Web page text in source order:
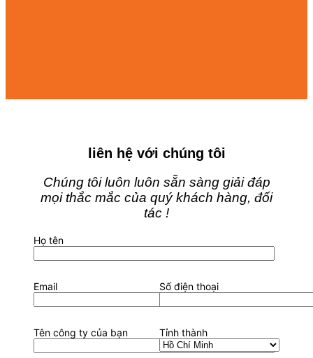
liên hệ với chúng tôi
Chúng tôi luôn luôn sẵn sàng giải đáp
mọi thắc mắc của quý khách hàng, đối
tác !
Họ tên
Email Số điện thoại
Tên công ty của bạn Tỉnh thành